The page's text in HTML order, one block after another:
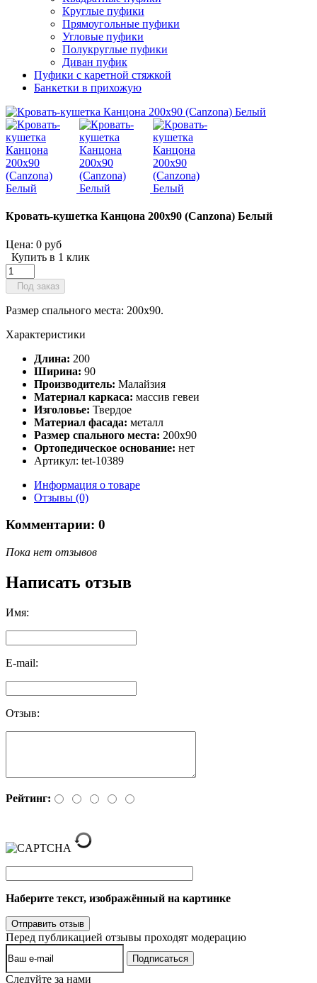
Круглые пуфики
Прямоугольные пуфики
Угловые пуфики
Полукруглые пуфики
Диван пуфик
Пуфики с каретной стяжкой
Банкетки в прихожую
Кровать-кушетка Канцона 200x90 (Canzona) Белый
Цена: 0 руб
Купить в 1 клик
Под заказ
Размер спального места: 200x90.
Характеристики
Длина: 200
Ширина: 90
Производитель: Малайзия
Материал каркаса: массив гевеи
Изголовье: Твердое
Материал фасада: металл
Размер спального места: 200x90
Ортопедическое основание: нет
Артикул: tet-10389
Информация о товаре
Отзывы (0)
Комментарии: 0
Пока нет отзывов
Написать отзыв
Имя:
E-mail:
Отзыв:
Рейтинг:
Наберите текст, изображённый на картинке
Перед публикацией отзывы проходят модерацию
Следуйте за нами